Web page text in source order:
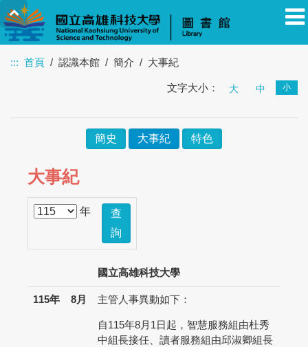
其他 訪客
::: 首頁 認識本館 簡介 大事紀
文字大小： 大 中 小
簡史 大事紀 特色
大事紀
年
查
詢
國立高雄科技大學
115年 8月 主管人事異動如下：
自115年8月1日起，智慧服務組由杜秀
中組長接任、讀者服務組由邱淑卿組長